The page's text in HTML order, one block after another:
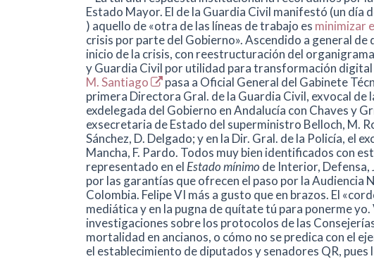
Estado Mayor. El de la Guardia Civil manifestó (un día
) aquello de «otra de las líneas de trabajo es minimizar
crisis por parte del Gobierno». Ascendido a general
inicio de la crisis, con reestructuración del
y Guardia Civil por utilidad para transformación
M. Santiago
pasa a Oficial General del Gabinete
primera Directora Gral. de la Guardia Civil, exvocal de
exdelegada del Gobierno en Andalucía con Chaves y
exsecretaria de Estado del superministro Belloch, M.
Sánchez, D. Delgado; y en la Dir. Gral. de la Policía, el
Mancha, F. Pardo. Todos muy bien identificados con
representado en el Estado mínimo de Interior, Defensa,
por las garantías que ofrecen el paso por la Audiencia
Colombia. Felipe VI más a gusto que en brazos. El
mediática y en la pugna de quítate tú para ponerme yo.
investigaciones sobre los protocolos de las
mortalidad en ancianos, o cómo no se predica con el
el establecimiento de diputados y senadores QR,